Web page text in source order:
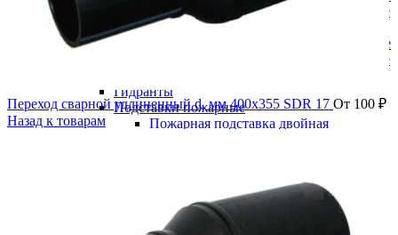
Краны шаровые редуцированные
Фланцевые
Краны шаровые полнопроходные
Краны шаровые редуцированные
Гидранты
Подставки пожарные
Пожарная подставка двойная
Пожарная подставка одинарная
фланцевая ру10
Пожарная подставка тройниковая
Переход сварной удлиненный d, мм 400x355 SDR 17 От 100 ₽
Назад к товарам